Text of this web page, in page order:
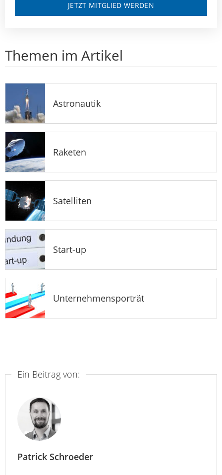
JETZT MITGLIED WERDEN
Themen im Artikel
Astronautik
Raketen
Satelliten
Start-up
Unternehmensporträt
Ein Beitrag von:
Patrick Schroeder